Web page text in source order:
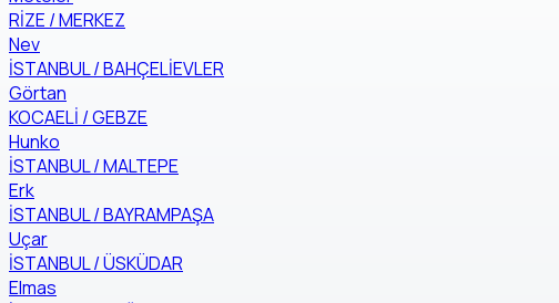
RİZE / MERKEZ
Nev
İSTANBUL / BAHÇELİEVLER
Görtan
KOCAELİ / GEBZE
Hunko
İSTANBUL / MALTEPE
Erk
İSTANBUL / BAYRAMPAŞA
Uçar
İSTANBUL / ÜSKÜDAR
Elmas